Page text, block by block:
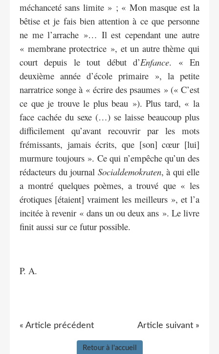
méchanceté sans limite » ; « Mon masque est la
bêtise et je fais bien attention à ce que personne
ne me l’arrache »… Il est cependant une autre
« membrane protectrice », et un autre thème qui
court depuis le tout début d’Enfance. « En
deuxième année d’école primaire », la petite
narratrice songe à « écrire des psaumes » (« C’est
ce que je trouve le plus beau »). Plus tard, « la
face cachée du sexe (…) se laisse beaucoup plus
difficilement qu’avant recouvrir par les mots
frémissants, jamais écrits, que [son] cœur [lui]
murmure toujours ». Ce qui n’empêche qu’un des
rédacteurs du journal Socialdemokraten, à qui elle
a montré quelques poèmes, a trouvé que « les
érotiques [étaient] vraiment les meilleurs », et l’a
incitée à revenir « dans un ou deux ans ». Le livre
finit aussi sur ce futur possible.
P. A.
« Article précédent Article suivant »
Retour à l'accueil